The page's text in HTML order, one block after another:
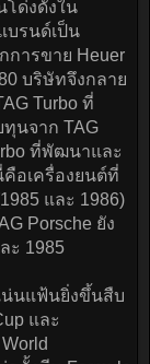
โด่งดังใน
บรนด์เป็น
การขาย Heuer
บริษัทจึงกลาย
Turbo ที่
นจาก TAG
ที่พัฒนาและ
คือเครื่องยนต์ที่
และ 1986)
Porsche ยัง
ะ 1985
น่นแฟ้นยิ่งขึ้นสืบ
และ